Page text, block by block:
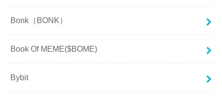
Bonk（BONK）
Book Of MEME($BOME)
Bybit